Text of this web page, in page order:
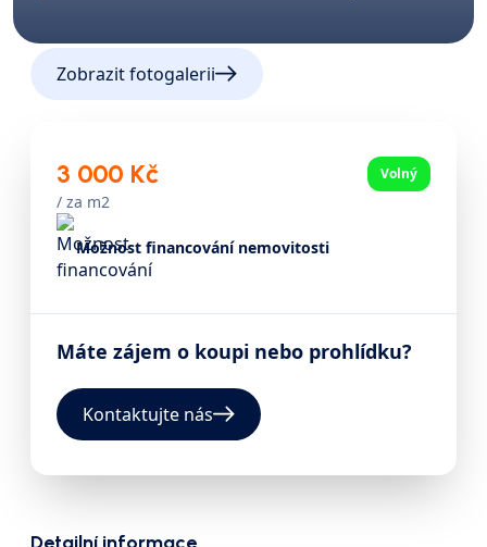
Zobrazit fotogalerii
3 000 Kč
/ za m2
Volný
Možnost financování nemovitosti
Máte zájem o koupi nebo prohlídku?
Kontaktujte nás